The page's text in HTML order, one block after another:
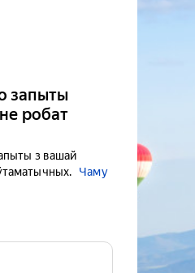
запыты
робат
з вашай
Чаму